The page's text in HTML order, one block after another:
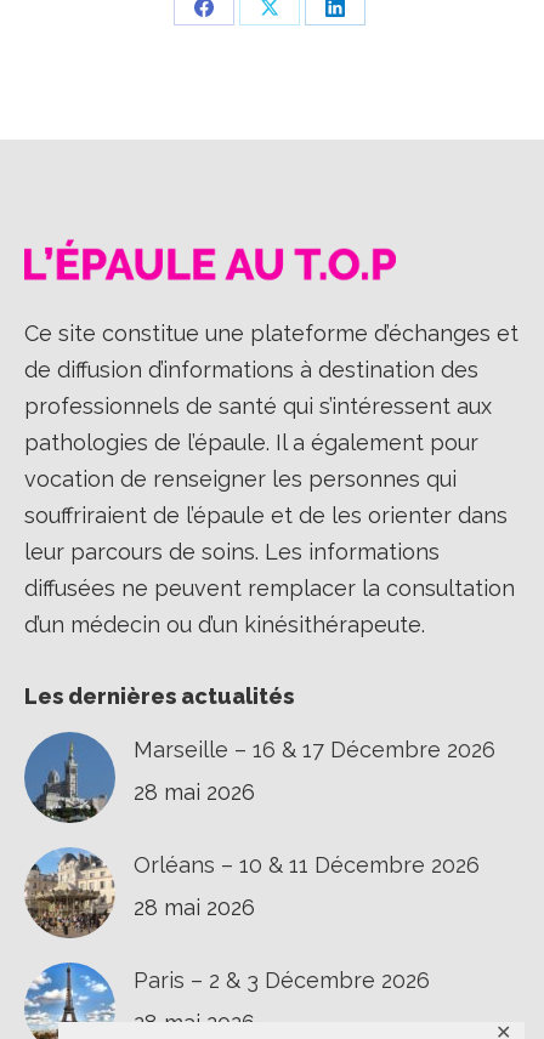
✕
PartagerPartagerPartager
Ce site constitue une plateforme d’échanges et
de diffusion d’informations à destination des
professionnels de santé qui s’intéressent aux
pathologies de l’épaule. Il a également pour
vocation de renseigner les personnes qui
souffriraient de l’épaule et de les orienter dans
leur parcours de soins. Les informations
diffusées ne peuvent remplacer la consultation
d’un médecin ou d’un kinésithérapeute.
Les dernières actualités
Marseille – 16 & 17 Décembre 2026
28 mai 2026
Orléans – 10 & 11 Décembre 2026
28 mai 2026
Paris – 2 & 3 Décembre 2026
28 mai 2026